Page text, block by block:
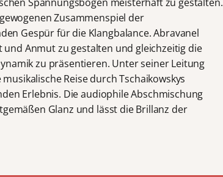
Zusammenspiel der
Gespür für die Klangbalance. Abravanel
Anmut zu gestalten und gleichzeitig die
zu präsentieren. Unter seiner Leitung
Reise durch Tschaikowskys
Erlebnis. Die audiophile Abschmischung
Glanz und lässt die Brillanz der